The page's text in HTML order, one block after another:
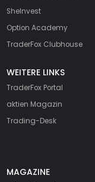
SheInvest
Option Academy
TraderFox Clubhouse
WEITERE LINKS
TraderFox Portal
aktien Magazin
Trading-Desk
MAGAZINE